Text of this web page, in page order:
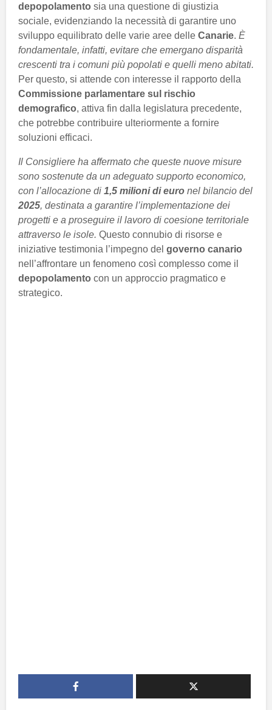
depopolamento sia una questione di giustizia
sociale, evidenziando la necessità di garantire uno
sviluppo equilibrato delle varie aree delle Canarie. È
fondamentale, infatti, evitare che emergano disparità
crescenti tra i comuni più popolati e quelli meno abitati.
Per questo, si attende con interesse il rapporto della
Commissione parlamentare sul rischio
demografico, attiva fin dalla legislatura precedente,
che potrebbe contribuire ulteriormente a fornire
soluzioni efficaci.
Il Consigliere ha affermato che queste nuove misure
sono sostenute da un adeguato supporto economico,
con l’allocazione di 1,5 milioni di euro nel bilancio del
2025, destinata a garantire l’implementazione dei
progetti e a proseguire il lavoro di coesione territoriale
attraverso le isole. Questo connubio di risorse e
iniziative testimonia l’impegno del governo canario
nell’affrontare un fenomeno così complesso come il
depopolamento con un approccio pragmatico e
strategico.